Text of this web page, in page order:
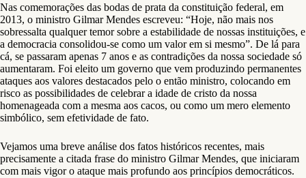
Nas comemorações das bodas de prata da constituição federal, em
2013, o ministro Gilmar Mendes escreveu: “Hoje, não mais nos
sobressalta qualquer temor sobre a estabilidade de nossas instituições, e
a democracia consolidou-se como um valor em si mesmo”. De lá para
cá, se passaram apenas 7 anos e as contradições da nossa sociedade só
aumentaram. Foi eleito um governo que vem produzindo permanentes
ataques aos valores destacados pelo o então ministro, colocando em
risco as possibilidades de celebrar a idade de cristo da nossa
homenageada com a mesma aos cacos, ou como um mero elemento
simbólico, sem efetividade de fato.
Vejamos uma breve análise dos fatos históricos recentes, mais
precisamente a citada frase do ministro Gilmar Mendes, que iniciaram
com mais vigor o ataque mais profundo aos princípios democráticos.